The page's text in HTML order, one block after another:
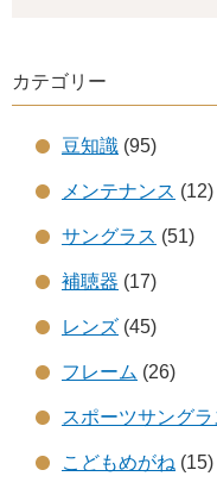
カテゴリー
豆知識 (95)
メンテナンス (12)
サングラス (51)
補聴器 (17)
レンズ (45)
フレーム (26)
スポーツサングラ
こどもめがね (15)